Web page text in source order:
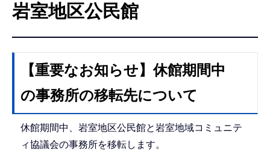
岩室地区公民館
【重要なお知らせ】休館期間中
の事務所の移転先について
休館期間中、岩室地区公民館と岩室地域コミュニテ
ィ協議会の事務所を移転します。